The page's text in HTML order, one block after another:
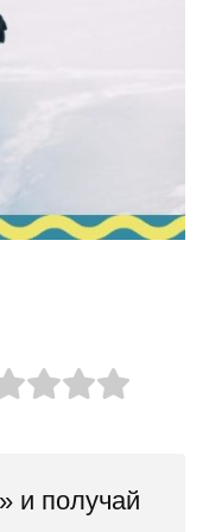
и получай